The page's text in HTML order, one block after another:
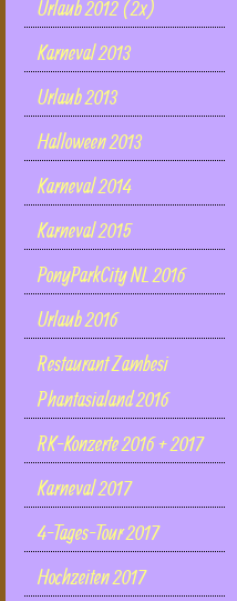
Urlaub 2012 (2x)
Karneval 2013
Urlaub 2013
Halloween 2013
Karneval 2014
Karneval 2015
PonyParkCity NL 2016
Urlaub 2016
Restaurant Zambesi
Phantasialand 2016
RK-Konzerte 2016 + 2017
Karneval 2017
4-Tages-Tour 2017
Hochzeiten 2017